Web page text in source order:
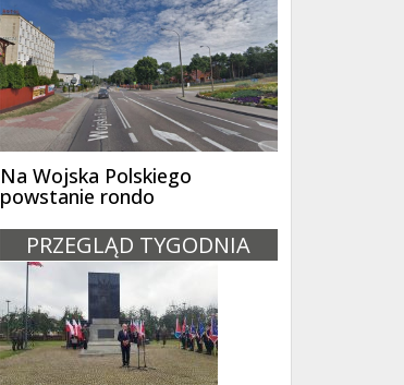
Na Wojska Polskiego
powstanie rondo
PRZEGLĄD TYGODNIA